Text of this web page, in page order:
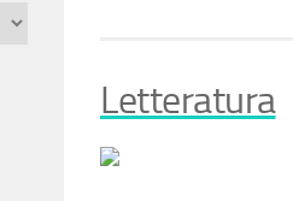
Letteratura